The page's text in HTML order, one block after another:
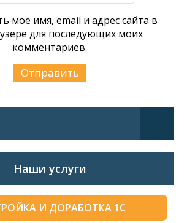
моё имя, email и адрес сайта в
для последующих моих
комментариев.
Наши услуги
И ДОРАБОТКА 1С